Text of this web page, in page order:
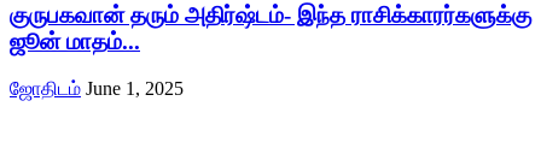
குருபகவான் தரும் அதிர்ஷ்டம்- இந்த ராசிக்காரர்களுக்கு
ஜூன் மாதம்...
ஜோதிடம் June 1, 2025